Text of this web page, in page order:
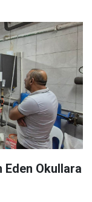
Eden Okullara